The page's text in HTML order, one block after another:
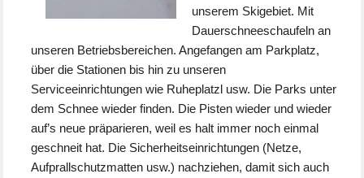
unserem Skigebiet. Mit
Dauerschneeschaufeln an
unseren Betriebsbereichen. Angefangen am Parkplatz,
über die Stationen bis hin zu unseren
Serviceeinrichtungen wie Ruheplatzl usw. Die Parks unter
dem Schnee wieder finden. Die Pisten wieder und wieder
auf’s neue präparieren, weil es halt immer noch einmal
geschneit hat. Die Sicherheitseinrichtungen (Netze,
Aufprallschutzmatten usw.) nachziehen, damit sich auch